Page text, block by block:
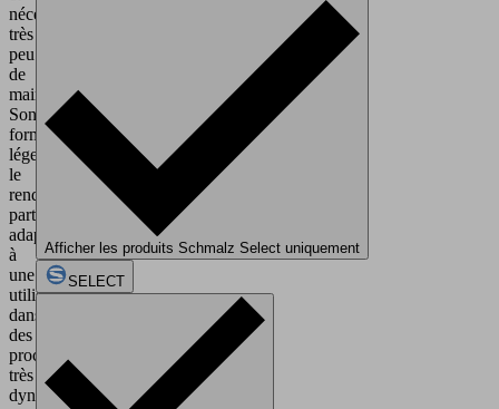
nécessite
très
peu
de
maintenance.
Son
format
léger
le
rend
particulièrement
adapté
à
une
utilisation
dans
des
processus
très
dynamiques.
Afficher les produits Schmalz Select uniquement
SELECT